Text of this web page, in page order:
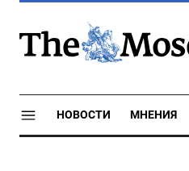
НОВОСТИ МНЕНИЯ